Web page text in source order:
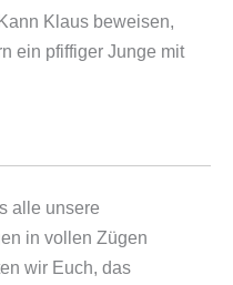
Klaus beweisen,
ein pfiffiger Junge mit
alle unsere
in vollen Zügen
wir Euch, das